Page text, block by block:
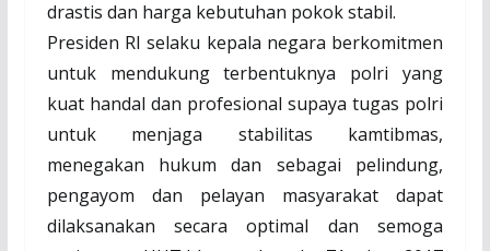
drastis dan harga kebutuhan pokok stabil.
Presiden RI selaku kepala negara berkomitmen
untuk mendukung terbentuknya polri yang
kuat handal dan profesional supaya tugas polri
untuk menjaga stabilitas kamtibmas,
menegakan hukum dan sebagai pelindung,
pengayom dan pelayan masyarakat dapat
dilaksanakan secara optimal dan semoga